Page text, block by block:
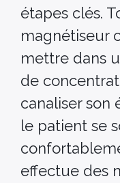
étapes clés.
magnétiseur
mettre dans
de
canaliser son
le patient se
effectue des